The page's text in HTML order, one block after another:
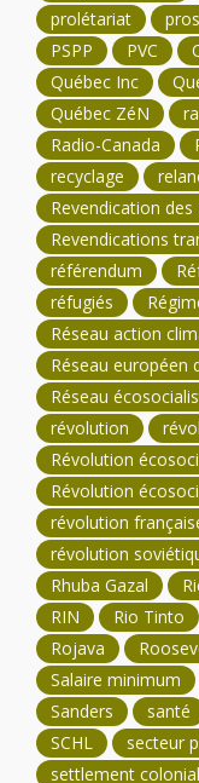
prolétariat
PSPP
PVC
Québec Inc
Québec ZéN
Radio-Canada
recyclage
Revendication des
Revendications
référendum
réfugiés
Réseau action
Réseau européen
Réseau
révolution
Révolution
Révolution
révolution
révolution
Rhuba Gazal
RIN
Rio Tinto
Rojava
Salaire minimum
Sanders
santé
SCHL
secteur
settlement